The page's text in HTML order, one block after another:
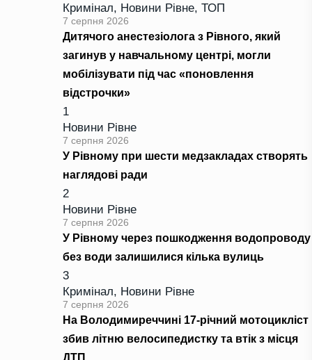
Кримінал, Новини Рівне, ТОП
7 серпня 2026
Дитячого анестезіолога з Рівного, який
загинув у навчальному центрі, могли
мобілізувати під час «поновлення
відстрочки»
1
Новини Рівне
7 серпня 2026
У Рівному при шести медзакладах створять
наглядові ради
2
Новини Рівне
7 серпня 2026
У Рівному через пошкодження водопроводу
без води залишилися кілька вулиць
3
Кримінал, Новини Рівне
7 серпня 2026
На Володимиреччині 17-річний мотоцикліст
збив літню велосипедистку та втік з місця
ДТП